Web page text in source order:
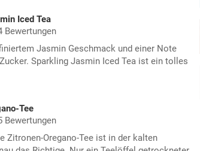
Iced Tea
Bewertungen
Jasmin Geschmack und einer Note
Sparkling Jasmin Iced Tea ist ein tolles
Tee
Bewertungen
Zitronen-Oregano-Tee ist in der kalten